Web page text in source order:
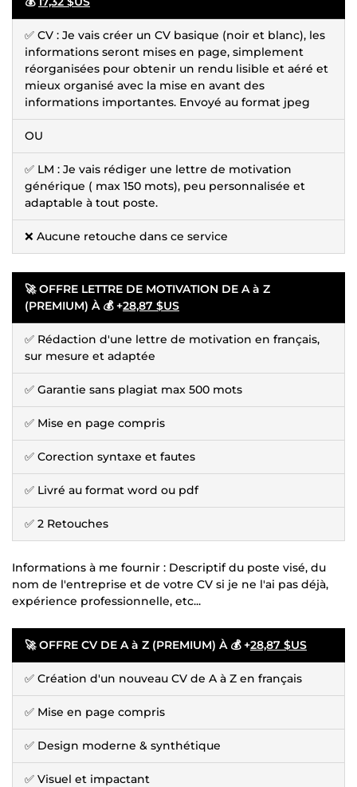
✅ CV : Je vais créer un CV basique (noir et blanc), les
informations seront mises en page, simplement
réorganisées pour obtenir un rendu lisible et aéré et
mieux organisé avec la mise en avant des
informations importantes. Envoyé au format jpeg
OU
✅ LM : Je vais rédiger une lettre de motivation
générique ( max 150 mots), peu personnalisée et
adaptable à tout poste.
❌ Aucune retouche dans ce service
🚀OFFRE LETTRE DE MOTIVATION DE A à Z
(PREMIUM) À 💰 +28,87 $US
✅ Rédaction d'une lettre de motivation en français,
sur mesure et adaptée
✅ Garantie sans plagiat max 500 mots
✅ Mise en page compris
✅ Corection syntaxe et fautes
✅ Livré au format word ou pdf
✅ 2 Retouches
Informations à me fournir : Descriptif du poste visé, du
nom de l'entreprise et de votre CV si je ne l'ai pas déjà,
expérience professionnelle, etc...
🚀OFFRE CV DE A à Z (PREMIUM) À 💰 +28,87 $US
✅ Création d'un nouveau CV de A à Z en français
✅ Mise en page compris
✅ Design moderne & synthétique
✅ Visuel et impactant